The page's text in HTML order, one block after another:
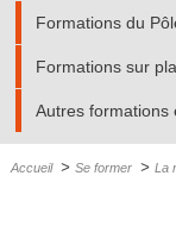
Formations du
Formations sur
Autres formations
Accueil > Se former > La